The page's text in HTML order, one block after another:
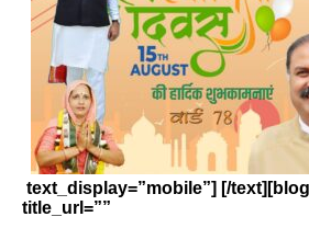
text_display=”mobile”] [/text][blog
title_url=””